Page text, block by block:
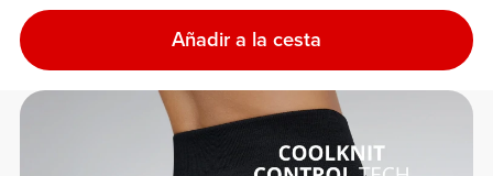
Añadir a la cesta